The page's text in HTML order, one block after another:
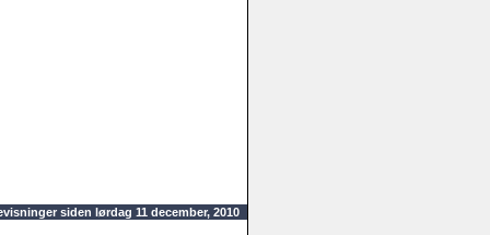
siden lørdag 11 december, 2010